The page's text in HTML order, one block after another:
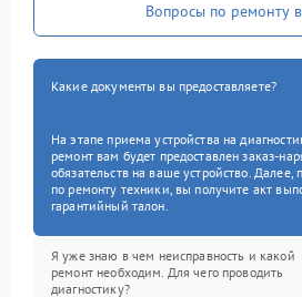
Вопросы по ремонту
Какие документы вы предоставляете?
На этапе приема устройства на
ремонт вам будет предоставлен заказ-
обязательств на ваше устройство. Далее,
по ремонту техники, вы получите акт
гарантийный талон.
Я уже знаю в чем неисправность и какой
ремонт необходим. Для чего проводить
диагностику?